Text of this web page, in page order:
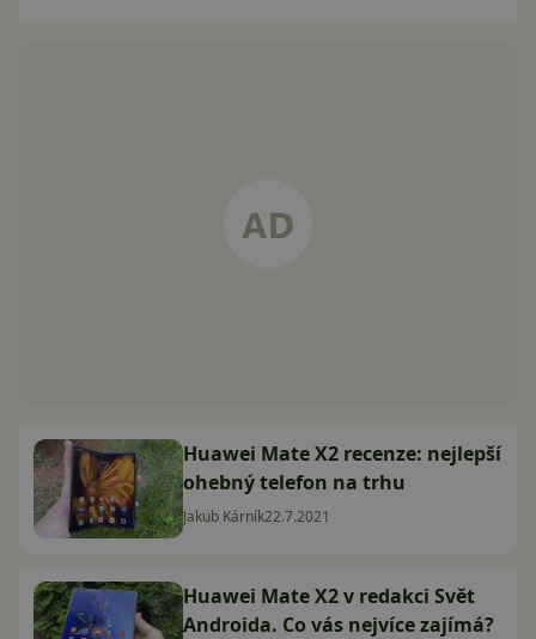
Huawei Mate X2 recenze: nejlepší
ohebný telefon na trhu
Jakub Kárník22.7.2021
Huawei Mate X2 v redakci Svět
Androida. Co vás nejvíce zajímá?